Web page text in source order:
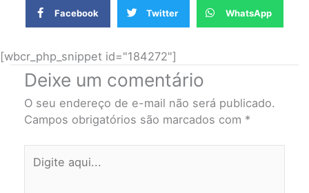
Facebook Twitter WhatsApp
[wbcr_php_snippet id="184272"]
Deixe um comentário
O seu endereço de e-mail não será publicado.
Campos obrigatórios são marcados com *
aqui...